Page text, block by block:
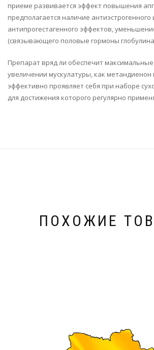
приеме развивается эффект повышения
предполагается наличие антиэстрогенного
антипрогестагенного эффектов,
(связывающего половые гормоны
Препарат вряд ли обеспечит
увеличении мускулатуры, как метандиенон
эффективно проявляет себя при наборе
для достижения которого регулярно
ПОХОЖИЕ